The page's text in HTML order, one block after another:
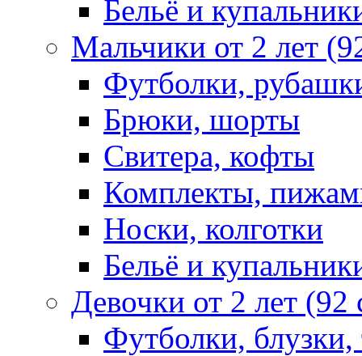
Бельё и
Мальчики от 2 лет
Футболки,
Брюки, шорты
Свитера, кофты
Комплекты,
Носки, колготки
Бельё и
Девочки от 2 лет
Футболки,